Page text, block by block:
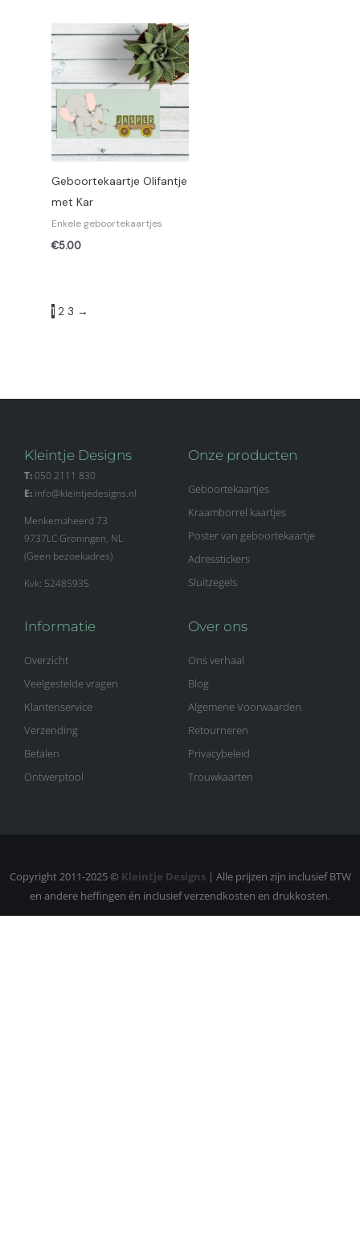
Geboortekaartje Olifantje
met Kar
Enkele geboortekaartjes
€5.00
1 2 3 →
Kleintje Designs
T:050 2111 830
E: info@kleintjedesigns.nl
Menkemaheerd 73
9737LC Groningen, NL
(Geen bezoekadres)
Kvk: 52485935
Onze producten
Geboortekaartjes
Kraamborrel kaartjes
Poster van geboortekaartje
Adresstickers
Sluitzegels
Informatie
Overzicht
Veelgestelde vragen
Klantenservice
Verzending
Betalen
Ontwerptool
Over ons
Ons verhaal
Blog
Algemene Voorwaarden
Retourneren
Privacybeleid
Trouwkaarten
Copyright 2011-2025 © Kleintje Designs| Alle prijzen zijn inclusief BTW
en andere heffingen én inclusief verzendkosten en drukkosten.